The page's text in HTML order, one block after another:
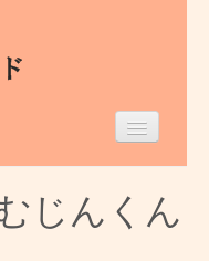
Home
千葉県のアコム
じんくん